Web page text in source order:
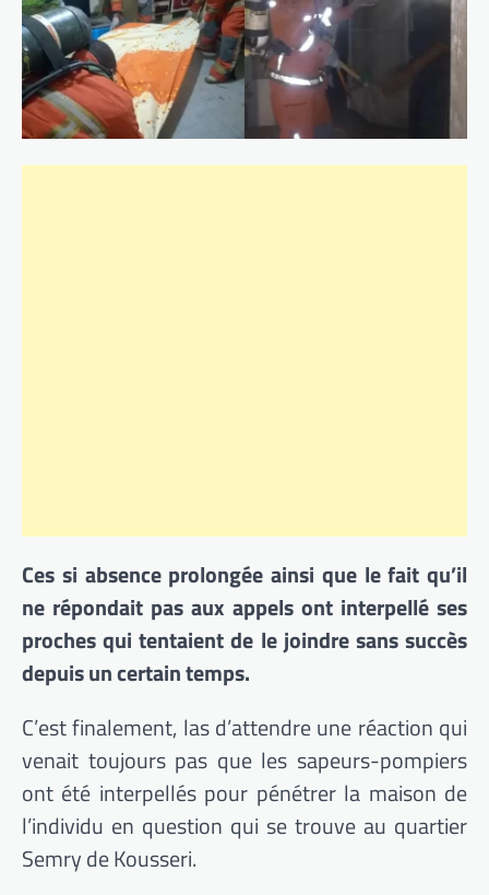
Ces si absence prolongée ainsi que le fait qu’il
ne répondait pas aux appels ont interpellé ses
proches qui tentaient de le joindre sans succès
depuis un certain temps.
C’est finalement, las d’attendre une réaction qui
venait toujours pas que les sapeurs-pompiers
ont été interpellés pour pénétrer la maison de
l’individu en question qui se trouve au quartier
Semry de Kousseri.